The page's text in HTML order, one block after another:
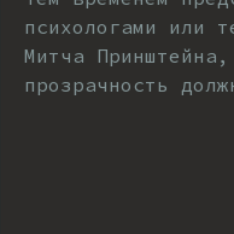
психологами или
Митча
прозрачность